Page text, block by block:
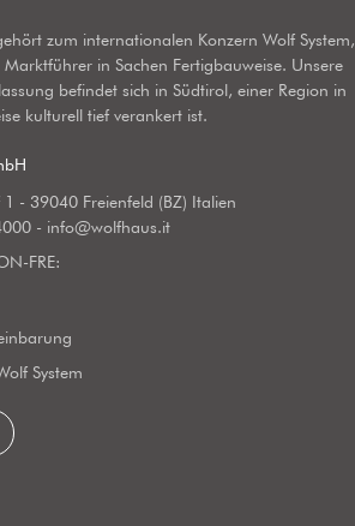
zum internationalen Konzern Wolf System,
in Sachen Fertigbauweise. Unsere
befindet sich in Südtirol, einer Region in
kulturell tief verankert ist.
- 39040 Freienfeld (BZ) Italien
- info@wolfhaus.it
FRE:
System